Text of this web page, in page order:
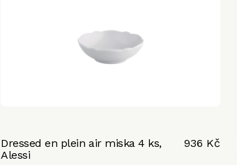
Dressed en plein air miska 4 ks,
Alessi
936 Kč